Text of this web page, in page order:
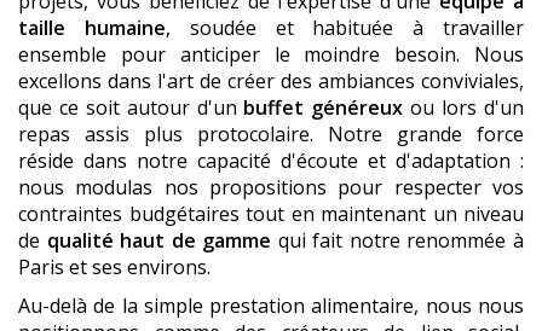
taille humaine, soudée et habituée à travailler
ensemble pour anticiper le moindre besoin. Nous
excellons dans l'art de créer des ambiances conviviales,
que ce soit autour d'un buffet généreux ou lors d'un
repas assis plus protocolaire. Notre grande force
réside dans notre capacité d'écoute et d'adaptation :
nous modulas nos propositions pour respecter vos
contraintes budgétaires tout en maintenant un niveau
de qualité haut de gamme qui fait notre renommée à
Paris et ses environs.
Au-delà de la simple prestation alimentaire, nous nous